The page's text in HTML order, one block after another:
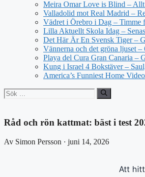
Meira Omar Love is Blind –
Valladolid mot Real Madrid –
Vädret i Örebro i Dag –
Lilla Aktuellt Skola Idag –
Det Här Är En Svensk Tiger –
Vännerna och det gröna ljuset
Playa del Cura Gran Canaria –
Kung i Israel 4 Bokstäver –
America’s Funniest Home
Sök
efter:
Råd och rön kattmat: bäst i test
Av Simon Persson · juni 14, 2026
Att